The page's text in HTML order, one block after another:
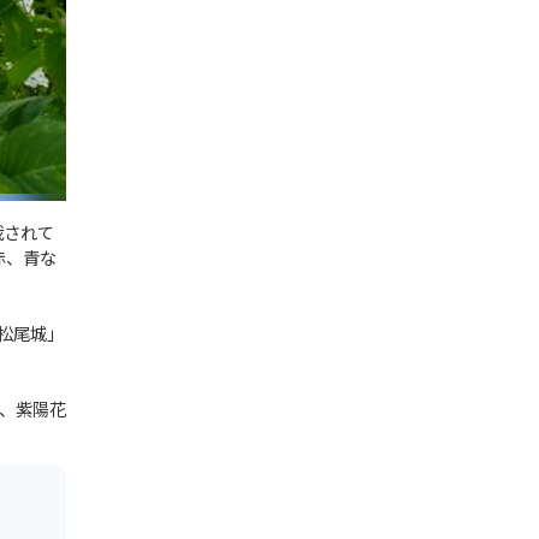
れて
、青な
城」
紫陽花